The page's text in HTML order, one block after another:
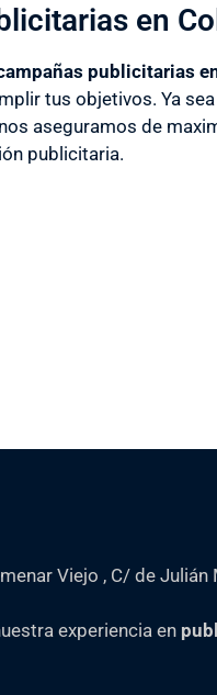
en
publicitarias
tus objetivos. Ya
aseguramos de
publicitaria.
Viejo , C/ de Julián
experiencia en